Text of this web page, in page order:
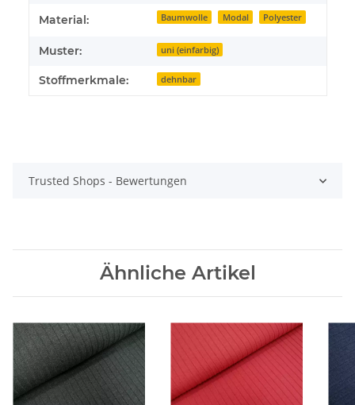
Material: Baumwolle Modal Polyester
Muster: uni (einfarbig)
Stoffmerkmale: dehnbar
Trusted Shops - Bewertungen
Ähnliche Artikel